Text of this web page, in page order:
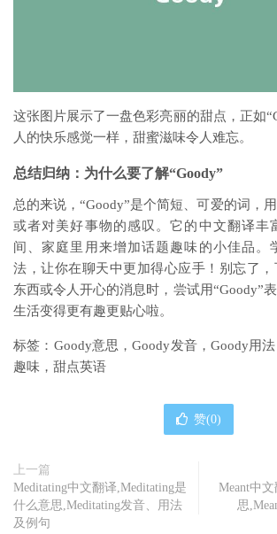
这张图片展示了一盘色彩亮丽的甜点，正如
人的快乐感觉一样，甜蜜滋味令人难忘。
总结归纳：为什么要了解“Goody”
总的来说，“Goody”是个简短、可爱的词，
或者对美好事物的感叹。它的中文翻译丰
间、家庭里用来增加话题趣味的小佳品。
法，让你在聊天中更加得心应手！别忘了
东西或令人开心的消息时，尝试用“Goody”
生活变得更有趣更贴心啦。
标签：Goody意思，Goody发音，Goody用
趣味，甜点英语
赞(0)
上一篇
Meditating中文翻译,Meditating是
什么意思,Meditating发音、用法
及例句
Meant中
思